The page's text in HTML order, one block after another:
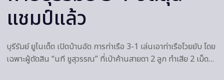
แชมป์แล้ว
บุรีรัมย์ ยูไนเต็ด เปิดบ้านอัด การท่าเรือ 3-1 เล่นเอาท่าเรือโวยยับ โดย
เฉพาะผู้ตัดสิน “นที ชูสุวรรณ” ที่เป่าค้านสายตา 2 ลูก ทำเสีย 2 เม็ด…